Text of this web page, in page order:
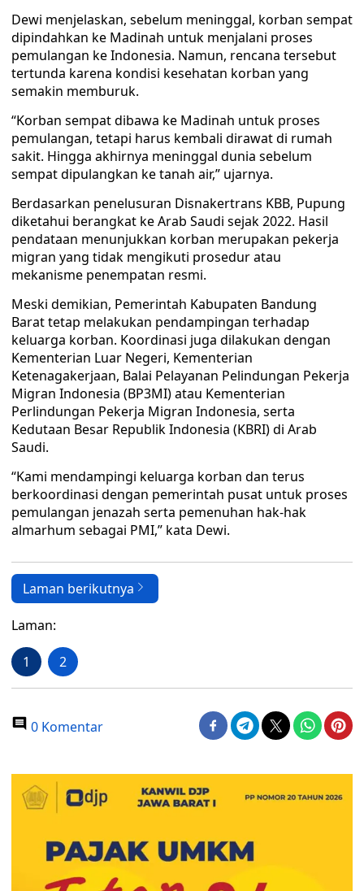
Dewi menjelaskan, sebelum meninggal, korban sempat
dipindahkan ke Madinah untuk menjalani proses
pemulangan ke Indonesia. Namun, rencana tersebut
tertunda karena kondisi kesehatan korban yang
semakin memburuk.
“Korban sempat dibawa ke Madinah untuk proses
pemulangan, tetapi harus kembali dirawat di rumah
sakit. Hingga akhirnya meninggal dunia sebelum
sempat dipulangkan ke tanah air,” ujarnya.
Berdasarkan penelusuran Disnakertrans KBB, Pupung
diketahui berangkat ke Arab Saudi sejak 2022. Hasil
pendataan menunjukkan korban merupakan pekerja
migran yang tidak mengikuti prosedur atau
mekanisme penempatan resmi.
Meski demikian, Pemerintah Kabupaten Bandung
Barat tetap melakukan pendampingan terhadap
keluarga korban. Koordinasi juga dilakukan dengan
Kementerian Luar Negeri, Kementerian
Ketenagakerjaan, Balai Pelayanan Pelindungan Pekerja
Migran Indonesia (BP3MI) atau Kementerian
Perlindungan Pekerja Migran Indonesia, serta
Kedutaan Besar Republik Indonesia (KBRI) di Arab
Saudi.
“Kami mendampingi keluarga korban dan terus
berkoordinasi dengan pemerintah pusat untuk proses
pemulangan jenazah serta pemenuhan hak-hak
almarhum sebagai PMI,” kata Dewi.
Laman berikutnya
Laman:
1 2
0 Komentar